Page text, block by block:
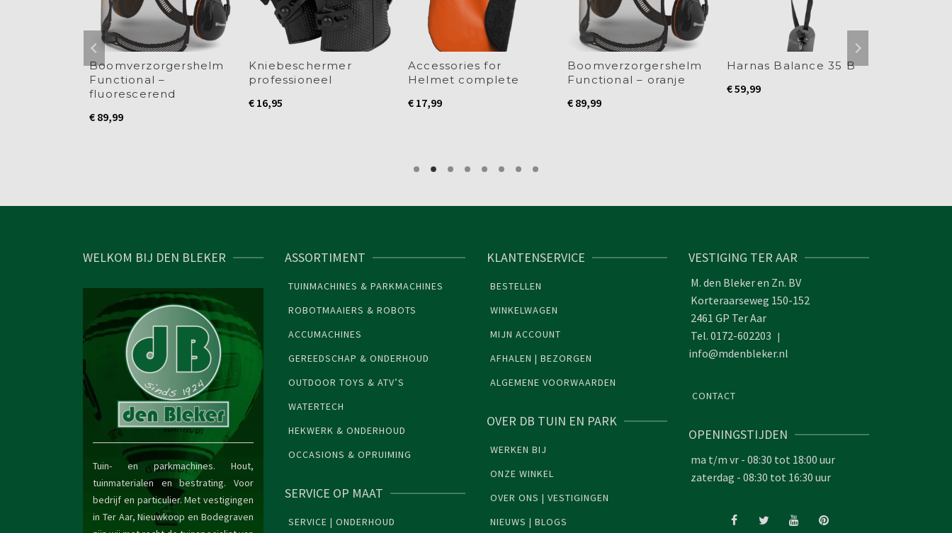
Boomverzorgershelm
Functional –
fluorescerend
€ 89,99
Kniebeschermer
professioneel
€ 16,95
Accessories for
Helmet complete
€ 17,99
Boomverzorgershelm
Functional – oranje
€ 89,99
Harnas Balance 35 B
€59,99
WELKOM BIJ DEN BLEKER
Tuin- en parkmachines. Hout,
tuinmaterialen en bestrating. Voor
bedrijf en particulier. Met vestigingen
in Ter Aar, Nieuwkoop en Bodegraven
ASSORTIMENT
TUINMACHINES & PARKMACHINES
ROBOTMAAIERS & ROBOTS
ACCUMACHINES
GEREEDSCHAP & ONDERHOUD
OUTDOOR TOYS & ATV’S
WATERTECH
HEKWERK & ONDERHOUD
OCCASIONS & OPRUIMING
SERVICE OP MAAT
SERVICE | ONDERHOUD
KLANTENSERVICE
BESTELLEN
WINKELWAGEN
MIJN ACCOUNT
AFHALEN | BEZORGEN
ALGEMENE VOORWAARDEN
OVER DB TUIN EN PARK
WERKEN BIJ
ONZE WINKEL
OVER ONS | VESTIGINGEN
NIEUWS | BLOGS
VESTIGING TER AAR
M. den Bleker en Zn. BV
Korteraarseweg 150-152
2461 GP Ter Aar
Tel. 0172-602203 |
info@mdenbleker.nl
CONTACT
OPENINGSTIJDEN
ma t/m vr - 08:30 tot 18:00 uur
zaterdag - 08:30 tot 16:30 uur